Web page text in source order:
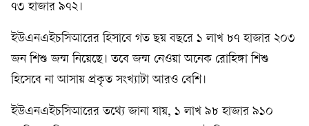
৭৩ হাজার ৯৭২।
ইউএনএইচসিআরের হিসাবে গত ছয় বছরে ১ লাখ ৮৭ হাজার ২০৩
জন শিশু জন্ম নিয়েছে। তবে জন্ম নেওয়া অনেক রোহিঙ্গা শিশু
হিসেবে না আসায় প্রকৃত সংখ্যাটা আরও বেশি।
ইউএনএইচসিআরের তথ্যে জানা যায়, ১ লাখ ৯৮ হাজার ৯১০